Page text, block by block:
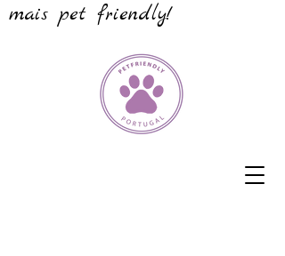
mais pet friendly!